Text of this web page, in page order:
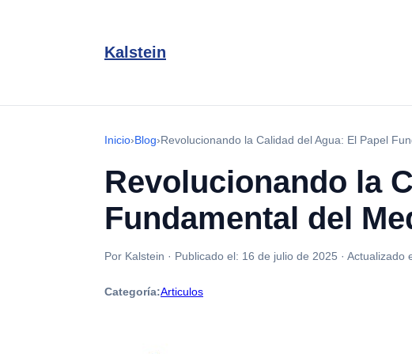
Kalstein
Inicio›Blog›Revolucionando la Calidad del Agua: El Papel
Revolucionando la
Fundamental del
Por Kalstein · Publicado el: 16 de julio de 2025 · Actualizado
Categoría:Articulos